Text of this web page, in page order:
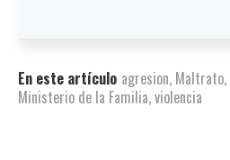
En este artículo agresion, Maltrato,
Ministerio de la Familia,violencia